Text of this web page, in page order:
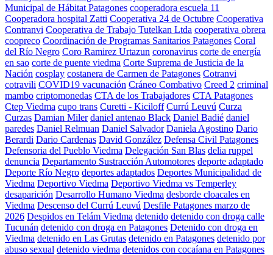
Municipal de Hábitat Patagones cooperadora escuela 11
Cooperadora hospital Zatti Cooperativa 24 de Octubre Cooperativa
Contranvi Cooperativa de Trabajo Tutelkan Ltda cooperativa obrera
coopreco Coordinación de Programas Sanitarios Patagones Coral
del Río Negro Coro Ramirez Urtazun coronavirus corte de energía
en sao corte de puente viedma Corte Suprema de Justicia de la
Nación cosplay costanera de Carmen de Patagones Cotranvi
cotravili COVID19 vacunación Cráneo Combativo Creed 2 criminal
mambo criptomonedas CTA de los Trabajadores CTA Patagones
Ctep Viedma cupo trans Curetti - Kiciloff Currú Leuvú Curza
Curzas Damian Miler daniel antenao Black Daniel Badié daniel
paredes Daniel Relmuan Daniel Salvador Daniela Agostino Dario
Berardi Dario Cardenas David González Defensa Civil Patagones
Defensoria del Pueblo Viedma Delegación San Blas delia ruppel
denuncia Departamento Sustracción Automotores deporte adaptado
Deporte Río Negro deportes adaptados Deportes Municipalidad de
Viedma Deportivo Viedma Deportivo Viedma vs Temperley
desaparición Desarrollo Humano Viedma desborde cloacales en
Viedma Descenso del Currú Leuvú Desfile Patagones marzo de
2026 Despidos en Telám Viedma detenido detenido con droga calle
Tucunán detenido con droga en Patagones Detenido con droga en
Viedma detenido en Las Grutas detenido en Patagones detenido por
abuso sexual detenido viedma detenidos con cocaíana en Patagones